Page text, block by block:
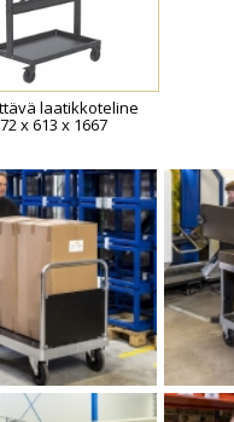
laatikkoteline
x 613 x 1667